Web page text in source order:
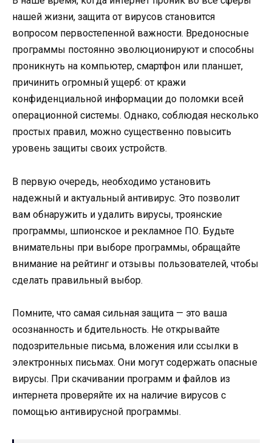
нашей жизни, защита от вирусов становится
вопросом первостепенной важности. Вредоносные
программы постоянно эволюционируют и способны
проникнуть на компьютер, смартфон или планшет,
причинить огромный ущерб: от кражи
конфиденциальной информации до поломки всей
операционной системы. Однако, соблюдая несколько
простых правил, можно существенно повысить
уровень защиты своих устройств.
В первую очередь, необходимо установить
надежный и актуальный антивирус. Это позволит
вам обнаружить и удалить вирусы, троянские
программы, шпионское и рекламное ПО. Будьте
внимательны при выборе программы, обращайте
внимание на рейтинг и отзывы пользователей, чтобы
сделать правильный выбор.
Помните, что самая сильная защита — это ваша
осознанность и бдительность. Не открывайте
подозрительные письма, вложения или ссылки в
электронных письмах. Они могут содержать опасные
вирусы. При скачивании программ и файлов из
интернета проверяйте их на наличие вирусов с
помощью антивирусной программы.